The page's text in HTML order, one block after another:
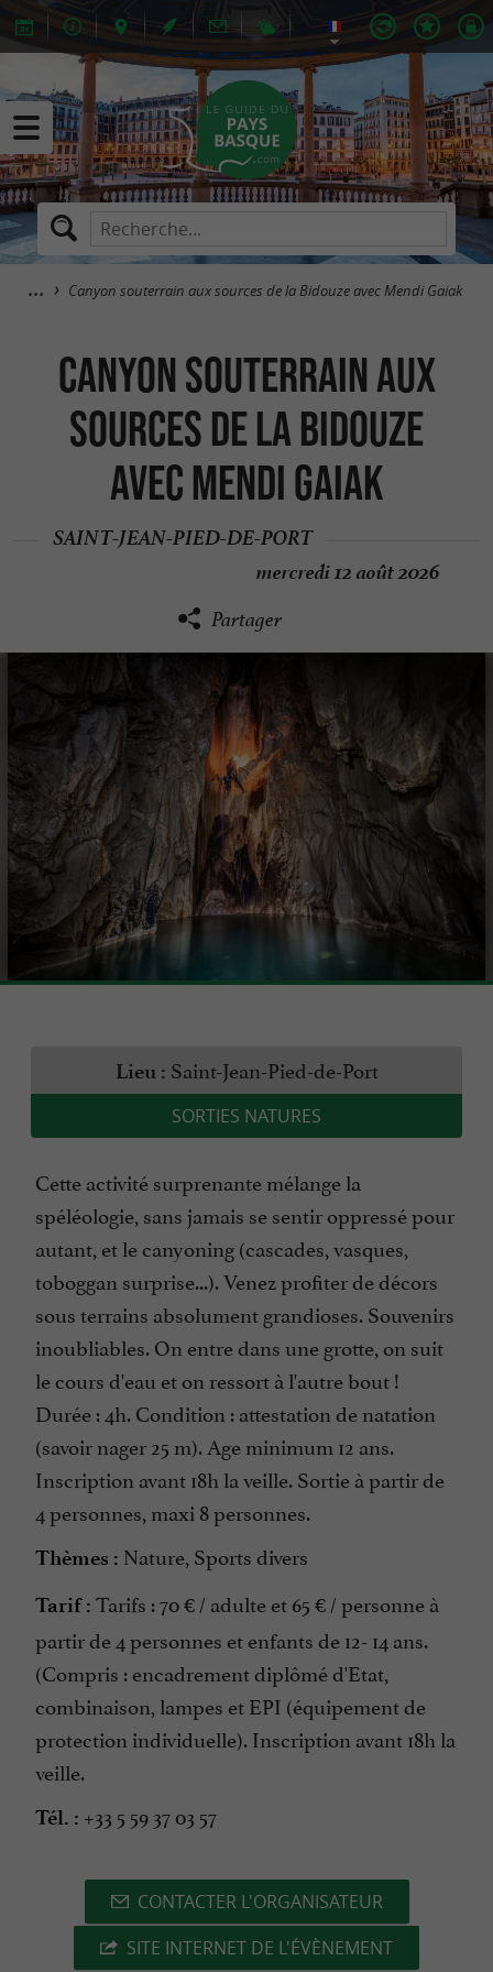
Canyon souterrain aux sources de la Bidouze avec Mendi Gaiak
Canyon souterrain aux
sources de la Bidouze
avec Mendi Gaiak
SAINT-JEAN-PIED-DE-PORT
mercredi 12 août 2026
Partager
Lieu : Saint-Jean-Pied-de-Port
SORTIES NATURES
Cette activité surprenante mélange la
spéléologie, sans jamais se sentir oppressé pour
autant, et le canyoning (cascades, vasques,
toboggan surprise...). Venez profiter de décors
sous terrains absolument grandioses. Souvenirs
inoubliables. On entre dans une grotte, on suit
le cours d'eau et on ressort à l'autre bout !
Durée : 4h. Condition : attestation de natation
(savoir nager 25 m). Age minimum 12 ans.
Inscription avant 18h la veille. Sortie à partir de
4 personnes, maxi 8 personnes.
Thèmes : Nature, Sports divers
Tarif : Tarifs : 70 € / adulte et 65 € / personne à
partir de 4 personnes et enfants de 12- 14 ans.
(Compris : encadrement diplômé d'Etat,
combinaison, lampes et EPI (équipement de
protection individuelle). Inscription avant 18h la
veille.
Tél. : +33 5 59 37 03 57
CONTACTER L'ORGANISATEUR
SITE INTERNET DE L'ÉVÈNEMENT